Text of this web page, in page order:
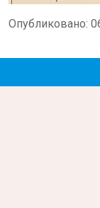
Опубликовано: